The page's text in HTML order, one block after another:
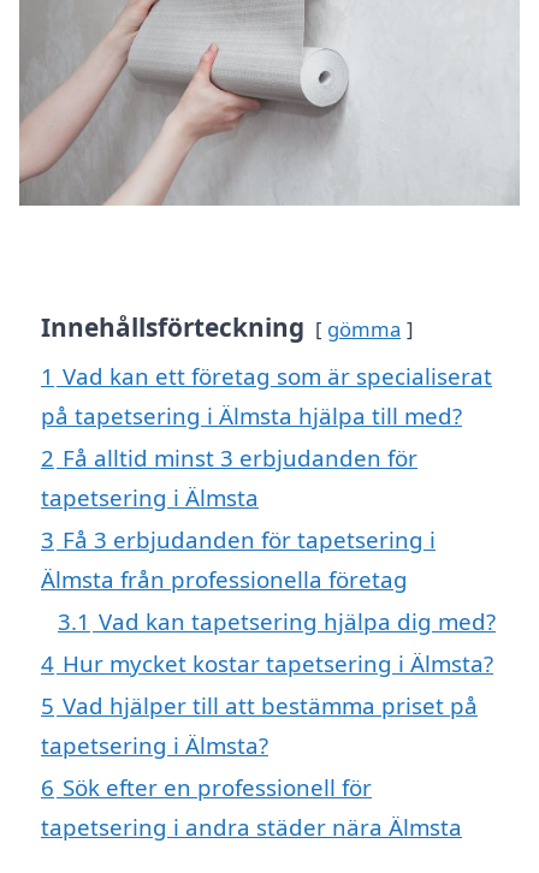
Innehållsförteckning gömma
1 Vad kan ett företag som är specialiserat
på tapetsering i Älmsta hjälpa till med?
2 Få alltid minst 3 erbjudanden för
tapetsering i Älmsta
3 Få 3 erbjudanden för tapetsering i
Älmsta från professionella företag
3.1 Vad kan tapetsering hjälpa dig med?
4 Hur mycket kostar tapetsering i Älmsta?
5 Vad hjälper till att bestämma priset på
tapetsering i Älmsta?
6 Sök efter en professionell för
tapetsering i andra städer nära Älmsta